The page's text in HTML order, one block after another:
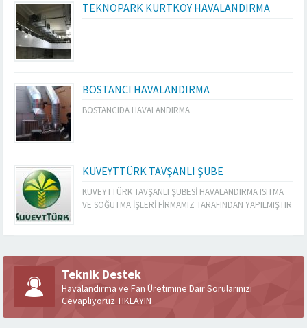
TEKNOPARK KURTKÖY HAVALANDIRMA
BOSTANCI HAVALANDIRMA
BOSTANCIDA HAVALANDIRMA
KUVEYTTÜRK TAVŞANLI ŞUBE
KUVEYTTÜRK TAVŞANLI ŞUBESİ HAVALANDIRMA ISITMA
VE SOĞUTMA İŞLERİ FİRMAMIZ TARAFINDAN YAPILMIŞTIR
Teknik Destek
Havalandırma ve Fan Üretimine Dair Sorularınızı
Cevaplıyoruz TIKLAYIN